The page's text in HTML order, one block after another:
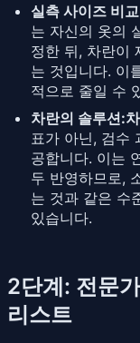
실측 사이즈 비
는 자신의 옷의
정한 뒤, 차란이
는 것입니다. 이
적으로 줄일 수
차란의 솔루션:
표가 아닌, 검수
공합니다. 이는
두 반영하므로,
는 것과 같은 수
있습니다.
2단계: 전문
리스트